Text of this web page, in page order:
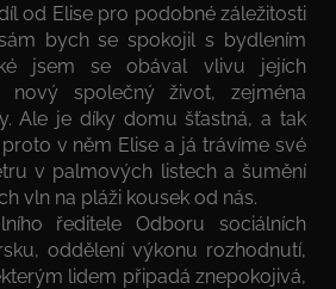
od Elise pro podobné záležitosti
bych se spokojil s bydlením
jsem se obával vlivu jejích
nový společný život, zejména
Ale je díky domu šťastná, a tak
v něm Elise a já trávíme své
v palmových listech a šumění
vln na pláži kousek od nás.
ředitele Odboru sociálních
oddělení výkonu rozhodnutí,
lidem připadá znepokojivá,